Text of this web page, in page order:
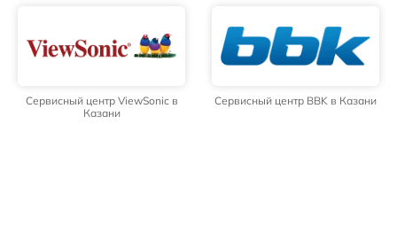
Сервисный центр ViewSonic в
Казани
Сервисный центр BBK в Казани